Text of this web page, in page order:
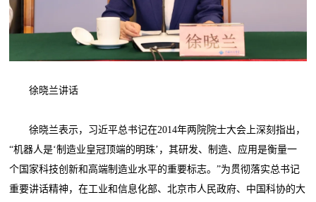
徐晓兰讲话
徐晓兰表示，习近平总书记在2014年两院院士大会上深刻指出，
“机器人是‘制造业皇冠顶端的明珠’，其研发、制造、应用是衡量一
个国家科技创新和高端制造业水平的重要标志。”为贯彻落实总书记
重要讲话精神，在工业和信息化部、北京市人民政府、中国科协的大